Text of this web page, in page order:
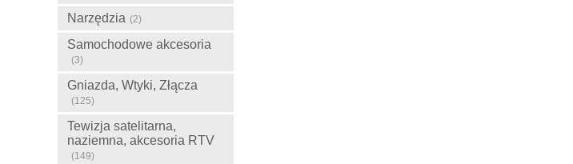
Narzędzia (2)
Samochodowe akcesoria
(3)
Gniazda, Wtyki, Złącza
(125)
Tewizja satelitarna,
naziemna, akcesoria RTV
(149)